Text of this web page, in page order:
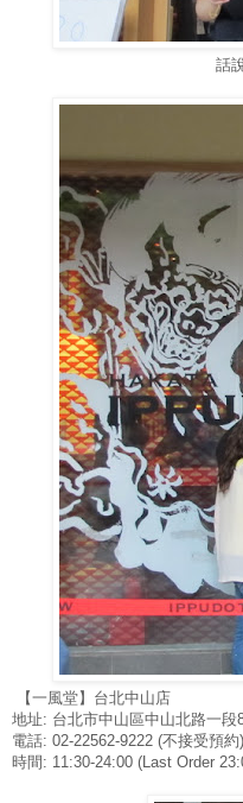
話
【一風堂】台北中山店
地址: 台北市中山區中山北路一段
電話: 02-22562-9222 (不接受預
時間: 11:30-24:00 (Last Order